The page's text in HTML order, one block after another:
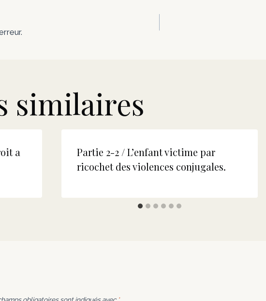
similaires
a
Partie 2-2 / L’enfant victime par
ricochet des violences conjugales.
obligatoires sont indiqués avec *